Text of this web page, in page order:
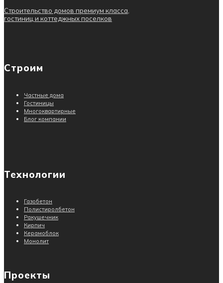
Строительство домов премиум класса,
гостиниц и коттеджных поселков
Строим
Частные дома
Гостиницы
Многоквартирные
Блог компании
Технологии
Газобетон
Полистиролбетон
Ракушечник
Кирпич
Керамоблок
Монолит
Проекты